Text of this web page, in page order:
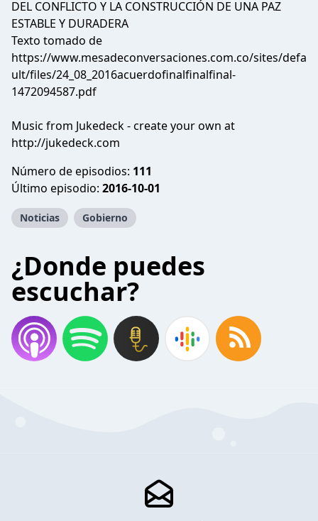
DEL CONFLICTO Y LA CONSTRUCCIÓN DE UNA PAZ
ESTABLE Y DURADERA
Texto tomado de
https://www.mesadeconversaciones.com.co/sites/defa
ult/files/24_08_2016acuerdofinalfinalfinal-
1472094587.pdf
Music from Jukedeck - create your own at
http://jukedeck.com
Número de episodios: 111
Último episodio: 2016-10-01
Noticias Gobierno
¿Donde puedes
escuchar?